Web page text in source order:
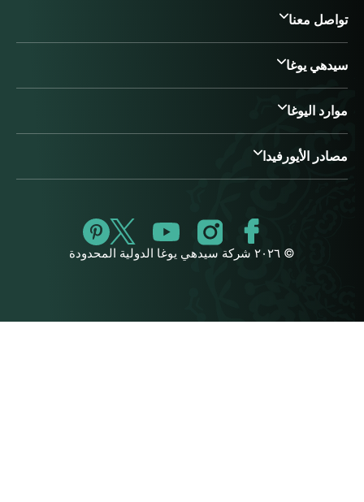
تواصل معنا
سيدهي يوغا
موارد اليوغا
مصادر الأيورفيدا
© ٢٠٢٦ شركة سيدهي يوغا الدولية المحدودة